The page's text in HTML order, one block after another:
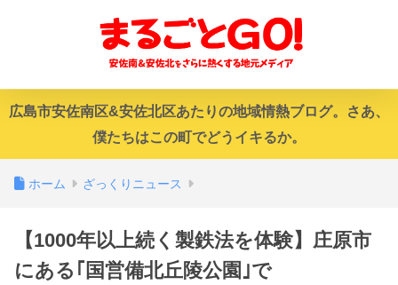
広島市安佐南区&安佐北区あたりの地域情熱ブログ。さあ、
僕たちはこの町でどうイキるか。
ホーム ざっくりニュース
【1000年以上続く製鉄法を体験】庄原市
にある｢国営備北丘陵公園｣で